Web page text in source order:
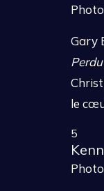
Gary
Perdu
le
5